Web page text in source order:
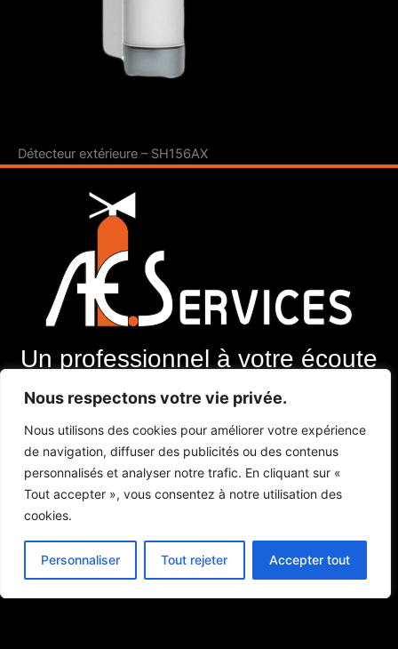
Nous respectons votre vie privée.
Nous utilisons des cookies pour améliorer votre expérience
de navigation, diffuser des publicités ou des contenus
personnalisés et analyser notre trafic. En cliquant sur «
Tout accepter », vous consentez à notre utilisation des
cookies.
Personnaliser Tout rejeter Accepter tout
Détecteur extérieure – SH156AX
Un professionnel à votre écoute
Menu :
Extincteurs
Alarmes
Contact
Contact :
E-mail : lc.benoit@wanadoo.fr